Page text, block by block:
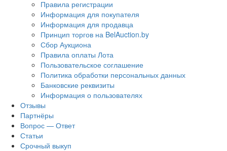
Правила регистрации
Информация для покупателя
Информация для продавца
Принцип торгов на BelAuction.by
Сбор Аукциона
Правила оплаты Лота
Пользовательское соглашение
Политика обработки персональных данных
Банковские реквизиты
Информация о пользователях
Отзывы
Партнёры
Вопрос — Ответ
Статьи
Срочный выкуп